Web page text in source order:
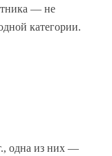
— не
категории.
одна из них —